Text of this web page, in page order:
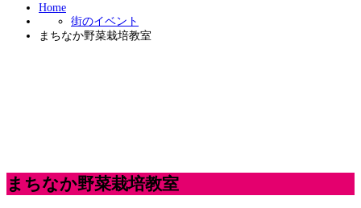
Home
街のイベント
まちなか野菜栽培教室
まちなか野菜栽培教室